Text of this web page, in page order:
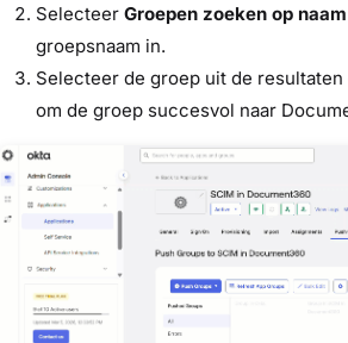
Selecteer Groepen zoeken op naam
groepsnaam in.
Selecteer de groep uit de resultaten
om de groep succesvol naar